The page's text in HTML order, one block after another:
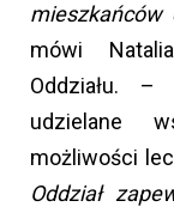
mieszkańców
mówi
Oddziału.
udzielane
możliwości
Oddział